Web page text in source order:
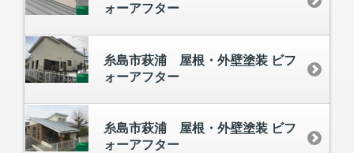
ォーアフター
糸島市萩浦 屋根・外壁塗装 ビフ
ォーアフター
糸島市萩浦 屋根・外壁塗装 ビフ
ォーアフター